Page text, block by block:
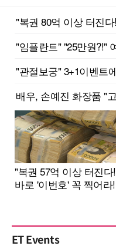
ET Events